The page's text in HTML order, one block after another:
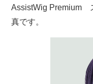
AssistWig Premium
真です。